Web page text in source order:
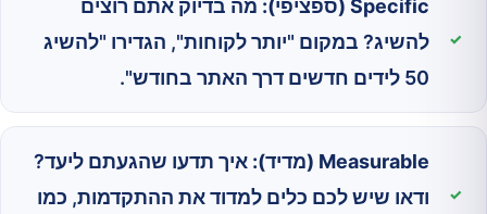
Specific (ספציפי):
מה בדיוק אתם רוצים
להשיג? במקום "יותר לקוחות", הגדירו "להשיג
50 לידים חדשים דרך האתר בחודש".
Measurable (מדיד):
איך תדעו שהגעתם ליעד?
ודאו שיש לכם כלים למדוד את ההתקדמות, כמו